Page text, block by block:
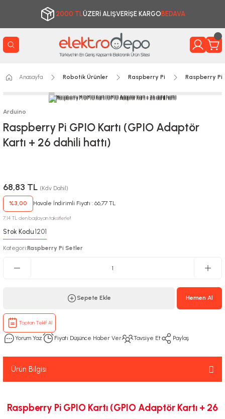
2000 TLÜZERİ ALIŞVERİŞE KARGO BEDAVA
Anasayfa Robotik Ürünler Raspberry Pi Raspberry Pi
Arduino
Raspberry Pi GPIO Kartı (GPIO Adaptör
Kartı + 26 dahili hattı)
68,83 TL (Kdv Dahil)
%3,00 Havale İndirimli Fiyatı : 66,77 TL
7,14 TL den başlayan taksitlerle!!
Stok Kodu:1201
Kategori:Raspberry Pi Setler
Sepete Ekle Hemen Al
Toptan Teklif Al
Yorum Yaz Fiyatı Düşünce Haber Ver Tavsiye Et Paylaş
Ürün Bilgisi
Raspberry Pi GPIO Kartı (GPIO Adaptör Kartı + 26